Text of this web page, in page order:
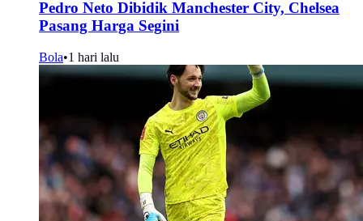
Pedro Neto Dibidik Manchester City, Chelsea
Pasang Harga Segini
Bola•1 hari lalu